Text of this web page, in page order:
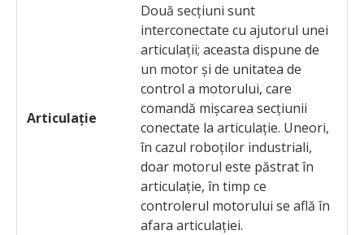
Articulație
Două secțiuni sunt
interconectate cu ajutorul unei
articulații; aceasta dispune de
un motor și de unitatea de
control a motorului, care
comandă mișcarea secțiunii
conectate la articulație. Uneori,
în cazul roboților industriali,
doar motorul este păstrat în
articulație, în timp ce
controlerul motorului se află în
afara articulației.